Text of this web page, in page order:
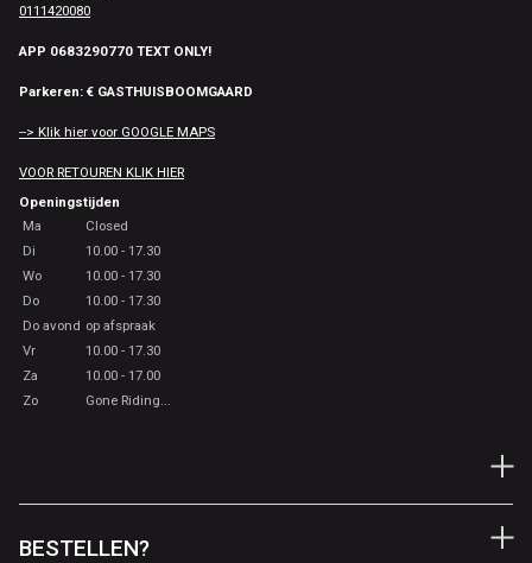
0111420080
APP 0683290770 TEXT ONLY!
Parkeren: € GASTHUISBOOMGAARD
--> Klik hier voor GOOGLE MAPS
VOOR RETOUREN KLIK HIER
Openingstijden
Ma
Closed
Di
10.00 - 17.30
Wo
10.00 - 17.30
Do
10.00 - 17.30
Do avond op afspraak
Vr
10.00 - 17.30
Za
10.00 - 17.00
Zo
Gone Riding...
BESTELLEN?